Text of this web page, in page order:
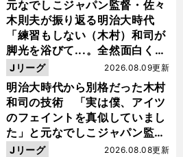
元なでしこジャパン監督・佐々
木則夫が振り返る明治大時代
「練習もしない（木村）和司が
脚光を浴びて...。全然面白くな
い４年間でした」
明治大時代から別格だった木村
和司の技術 「実は僕、アイツ
のフェイントを真似していまし
た」と元なでしこジャパン監
督・佐々木則夫
2026.08.09更新
Jリーグ
2026.08.08更新
Jリーグ